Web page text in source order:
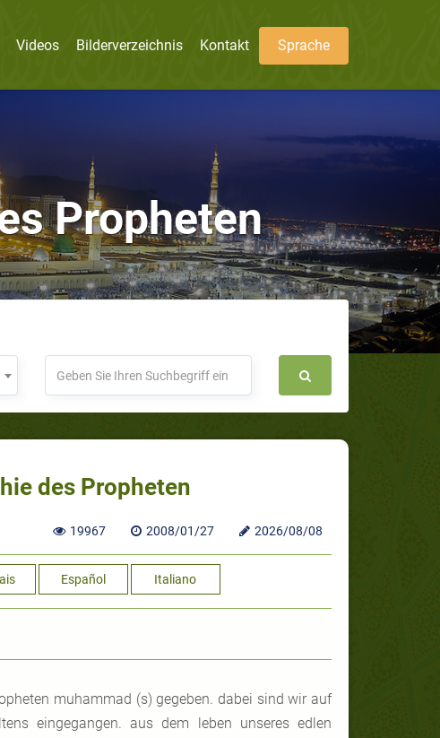
Videos Bilderverzeichnis Kontakt Sprache
Propheten
des Propheten
19967 2008/01/27 2026/08/08
Español Italiano
muhammad (s) gegeben. dabei sind wir auf
eingegangen. aus dem leben unseres edlen